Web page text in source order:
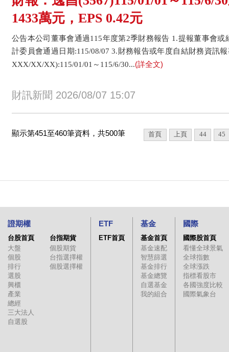
1433萬元，EPS 0.42元
公告本公司董事會通過115年度第2季財務報告 1.提報董事會或
計委員會通過日期:115/08/07 3.財務報告或年度自結財務資訊
XXX/XX/XX):115/01/01～115/6/30...(詳全文)
財訊新聞 2026/08/07 15:07
顯示第451至460筆資料，共500筆 首頁 上頁 44 45
證期權
台股首頁
大盤
個股
排行
選股
興櫃
產業
總經
三大法人
自選股
台指期貨
個股期貨
台指選擇權
個股選擇權
ETF
ETF首頁
基金
基金首頁
基金速配
智慧篩選
基金排行
基金總覽
自選基金
我的組合
國際
國際股首頁
看懂全球景氣
全球指數
全球漲跌
指標看股市
各國強度比較
國際氣象台